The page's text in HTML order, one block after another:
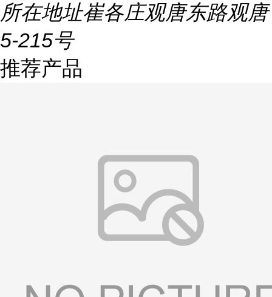
所在地址崔各庄观唐东路观唐
5-215号
推荐产品